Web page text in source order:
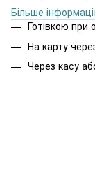
Більше
Готівкою при
На карту
Через касу